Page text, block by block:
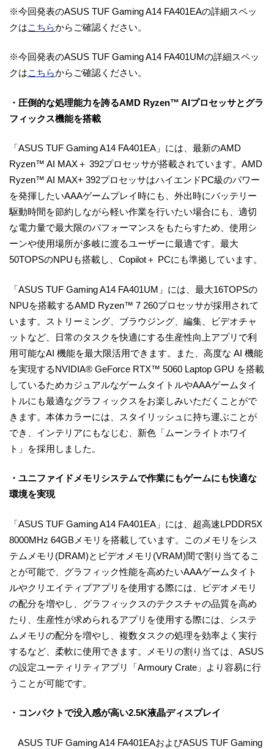
※今回発表のASUS TUF Gaming A14 FA401EAの詳細スペッ
クはこちらからご確認ください。
※今回発表のASUS TUF Gaming A14 FA401UMの詳細スペッ
クはこちらからご確認ください。
・圧倒的な処理能力を誇るAMD Ryzen™ AIプロセッサとグラ
フィックス機能を搭載
「ASUS TUF Gaming A14 FA401EA」には、最新のAMD
Ryzen™ AI MAX＋ 392プロセッサが搭載されています。AMD
Ryzen™ AI MAX+ 392プロセッサはハイエンドPC級のパワー
を発揮したいAAAゲームプレイ時にも、外出時にバッテリー
駆動時間を節約しながら軽い作業を行いたい場合にも、適切
な電力量で最大限のパフォーマンスをもたらすため、使用シ
ーンや使用場所が多岐に渡るユーザーに最適です。最大
50TOPSのNPUも搭載し、Copilot＋ PCにも準拠しています。
「ASUS TUF Gaming A14 FA401UM」には、最大16TOPSの
NPUを搭載するAMD Ryzen™ 7 260プロセッサが採用されて
います。ストリーミング、ブラウジング、編集、ビデオチャ
ットなど、日常のタスクを快適にする生産性向上アプリで利
用可能なAI 機能を最大限活用できます。また、高度な AI 機能
を実現するNVIDIA® GeForce RTX™ 5060 Laptop GPU を搭載
しているためカジュアルなゲームタイトルやAAAゲームタイ
トルにも最適なグラフィックスをお楽しみいただくことがで
きます。本体カラーには、スタイリッシュに持ち運ぶことが
でき、インテリアにもなじむ、新色「ムーンライトホワイ
ト」を採用しました。
・ユニファイドメモリシステムで作業にもゲームにも快適な
環境を実現
「ASUS TUF Gaming A14 FA401EA」には、超高速LPDDR5X
8000MHz 64GBメモリを搭載しています。このメモリをシス
テムメモリ(DRAM)とビデオメモリ(VRAM)間で割り当てるこ
とが可能で、グラフィック性能を高めたいAAAゲームタイト
ルやクリエイティブアプリを使用する際には、ビデオメモリ
の配分を増やし、グラフィックスのテクスチャの品質を高め
たり、生産性が求められるアプリを使用する際には、システ
ムメモリの配分を増やし、複数タスクの処理を効率よく実行
するなど、柔軟に使用できます。メモリの割り当ては、ASUS
の設定ユーティリティアプリ「Armoury Crate」より容易に行
うことが可能です。
・コンパクトで没入感が高い2.5K液晶ディスプレイ
ASUS TUF Gaming A14 FA401EAおよびASUS TUF Gaming